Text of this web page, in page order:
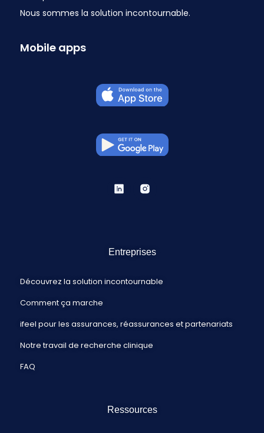
Nous sommes la solution incontournable.
Mobile apps
Entreprises
Découvrez la solution incontournable
Comment ça marche
ifeel pour les assurances, réassurances et partenariats
Notre travail de recherche clinique
FAQ
Ressources